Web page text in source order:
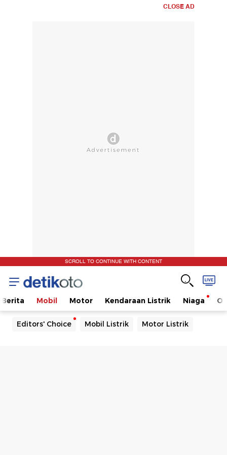
CLOSE AD
SCROLL TO CONTINUE WITH CONTENT
Berita Mobil Motor Kendaraan Listrik Niaga
Editors' Choice Mobil Listrik Motor Listrik